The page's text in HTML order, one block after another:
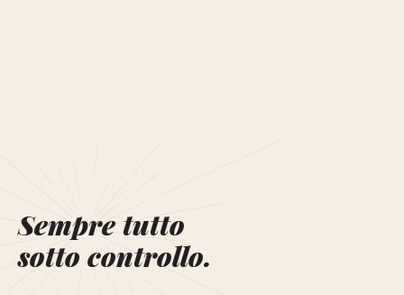
Sempre tutto
sotto controllo.